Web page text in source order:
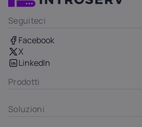
Seguiteci
Facebook
X
LinkedIn
Prodotti
Soluzioni